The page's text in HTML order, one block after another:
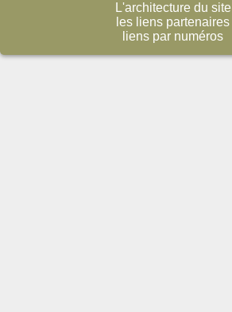
L'architecture du site
les liens partenaires
liens par numéros